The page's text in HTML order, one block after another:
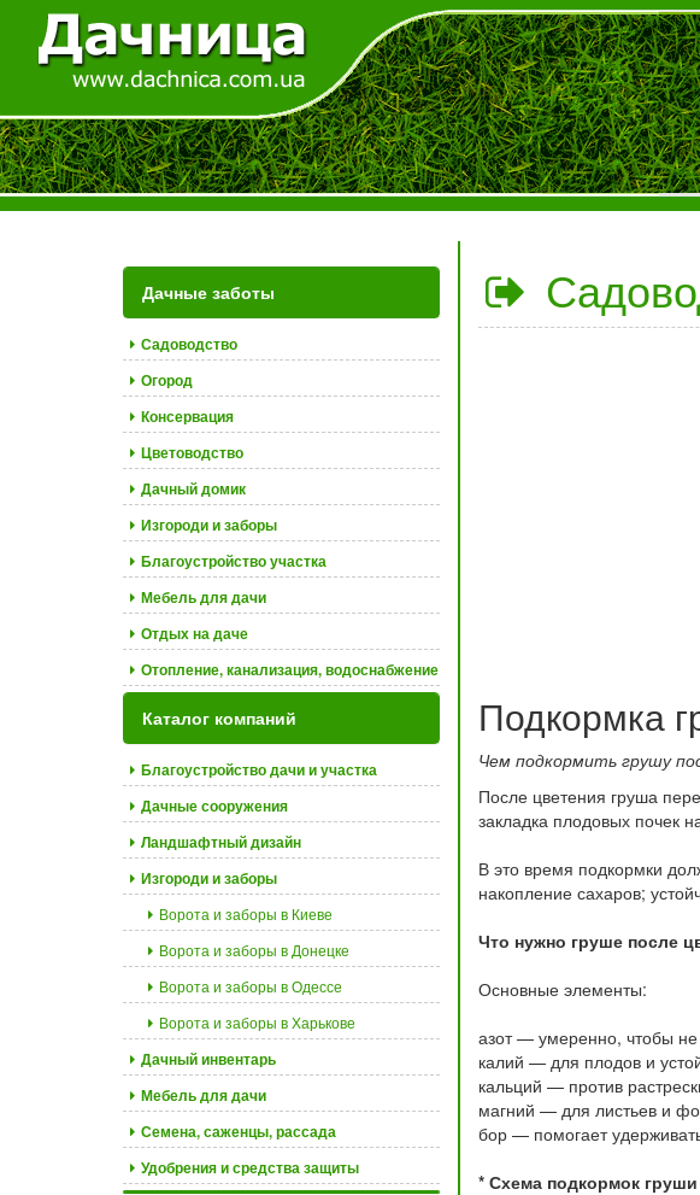
Дачные заботы
Садоводство
Огород
Консервация
Цветоводство
Дачный домик
Изгороди и заборы
Благоустройство участка
Мебель для дачи
Отдых на даче
Отопление, канализация, водоснабжение
Каталог компаний
Благоустройство дачи и участка
Дачные сооружения
Ландшафтный дизайн
Изгороди и заборы
Ворота и заборы в Киеве
Ворота и заборы в Донецке
Ворота и заборы в Одессе
Ворота и заборы в Харькове
Дачный инвентарь
Мебель для дачи
Семена, саженцы, рассада
Удобрения и средства защиты
Подкормка
Чем подкормить грушу
После цветения груша
закладка плодовых почек
В это время подкормки
накопление сахаров;
Что нужно груше после
Основные элементы:
азот — умеренно, чтобы
калий — для плодов и
кальций — против
магний — для листьев и
бор — помогает
* Схема подкормок